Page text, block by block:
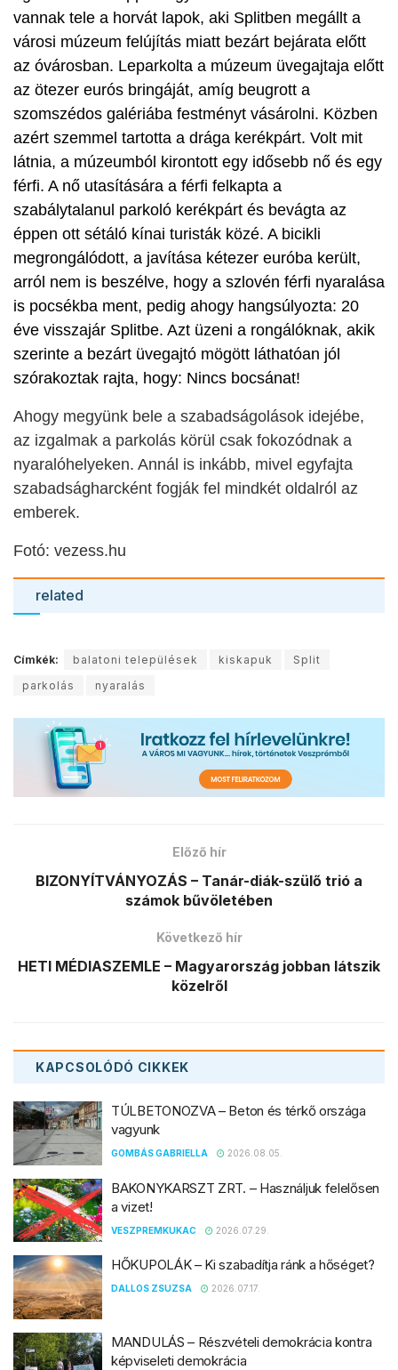
vannak tele a horvát lapok, aki Splitben megállt a
városi múzeum felújítás miatt bezárt bejárata előtt
az óvárosban. Leparkolta a múzeum üvegajtaja előtt
az ötezer eurós bringáját, amíg beugrott a
szomszédos galériába festményt vásárolni. Közben
azért szemmel tartotta a drága kerékpárt. Volt mit
látnia, a múzeumból kirontott egy idősebb nő és egy
férfi. A nő utasítására a férfi felkapta a
szabálytalanul parkoló kerékpárt és bevágta az
éppen ott sétáló kínai turisták közé. A bicikli
megrongálódott, a javítása kétezer euróba került,
arról nem is beszélve, hogy a szlovén férfi nyaralása
is pocsékba ment, pedig ahogy hangsúlyozta: 20
éve visszajár Splitbe. Azt üzeni a rongálóknak, akik
szerinte a bezárt üvegajtó mögött láthatóan jól
szórakoztak rajta, hogy: Nincs bocsánat!
Ahogy megyünk bele a szabadságolások idejébe,
az izgalmak a parkolás körül csak fokozódnak a
nyaralóhelyeken. Annál is inkább, mivel egyfajta
szabadságharcként fogják fel mindkét oldalról az
emberek.
Fotó: vezess.hu
related
Címkék: balatoni települések kiskapuk
Split
parkolás
nyaralás
Előző hír
BIZONYÍTVÁNYOZÁS – Tanár-diák-szülő trió a
számok bűvöletében
Következő hír
HETI MÉDIASZEMLE – Magyarország jobban látszik
közelről
KAPCSOLÓDÓ CIKKEK
TÚLBETONOZVA – Beton és térkő országa
vagyunk
GOMBÁS GABRIELLA 2026.08.05.
BAKONYKARSZT ZRT. – Használjuk felelősen
a vizet!
VESZPREMKUKAC 2026.07.29.
HŐKUPOLÁK – Ki szabadítja ránk a hőséget?
DALLOS ZSUZSA 2026.07.17.
MANDULÁS – Részvételi demokrácia kontra
képviseleti demokrácia